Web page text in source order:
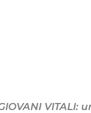
VITALI: